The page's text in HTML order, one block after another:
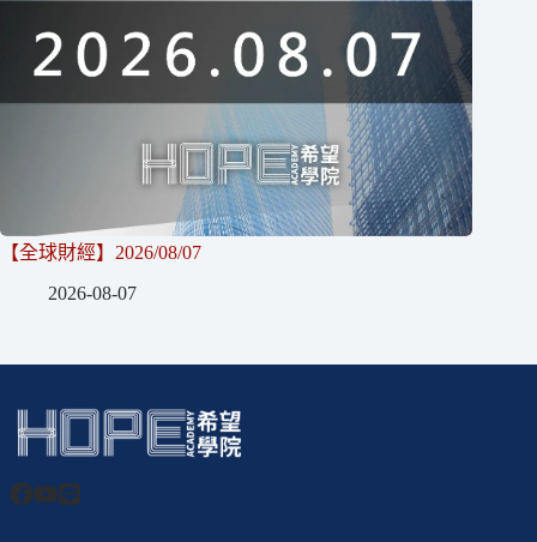
【全球財經】2026/08/07
2026-08-07